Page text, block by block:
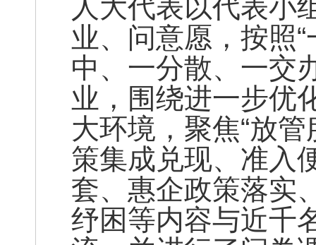
人大代表以代表小
业、问意愿，按照
中、一分散、一交
业，围绕进一步优
大环境，聚焦“放
策集成兑现、准入
套、惠企政策落实
纾困等内容与近千